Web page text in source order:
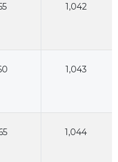
1,042
1,043
1,044